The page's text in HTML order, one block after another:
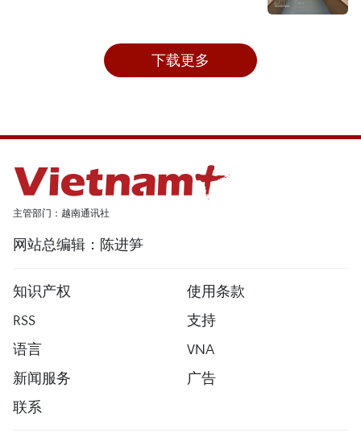
下载更多
主管部门：越南通讯社
网站总编辑：陈进笋
知识产权
使用条款
RSS
支持
语言
VNA
新闻服务
广告
联系